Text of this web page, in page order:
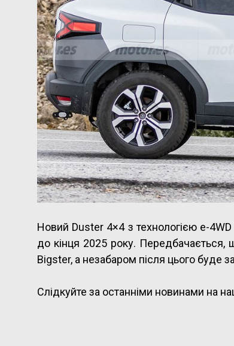
Новий Duster 4×4 з технологією e-
до кінця 2025 року. Передбачається,
Bigster, а незабаром після цього буде
Слідкуйте за останніми новинами на